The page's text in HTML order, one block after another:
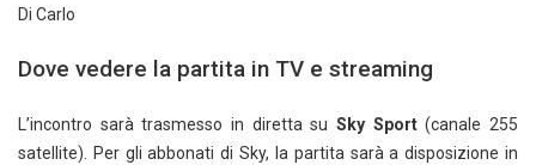
Di Carlo
Dove vedere la partita in TV e streaming
L’incontro sarà trasmesso in diretta su Sky Sport(canale 255
satellite). Per gli abbonati di Sky, la partita sarà a disposizione in